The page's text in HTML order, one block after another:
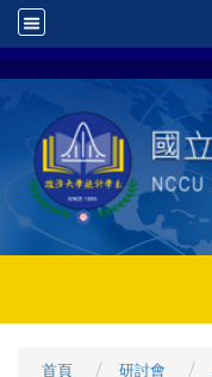
首頁 研討會